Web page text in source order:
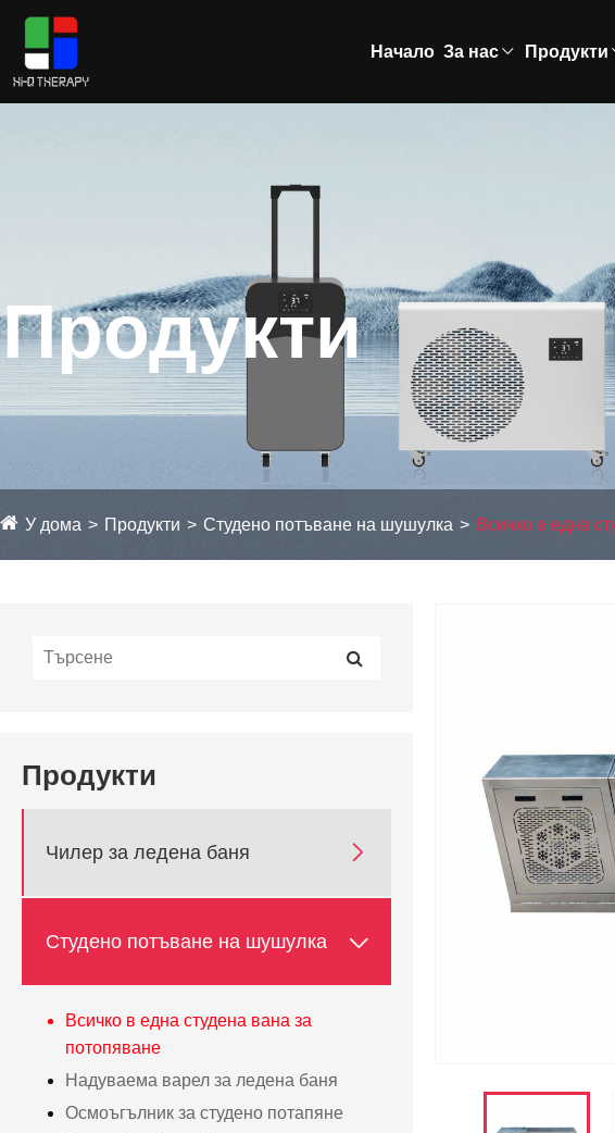
Начало За нас Продукти
Продукти
У дома Продукти Студено потъване на шушулка Всичко в една
Продукти
Чилер за ледена баня 
Студено потъване на шушулка 
Всичко в една студена вана за
потопяване
Надуваема варел за ледена баня
Осмоъгълник за студено потапяне